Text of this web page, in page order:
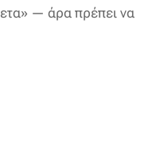
— άρα πρέπει να